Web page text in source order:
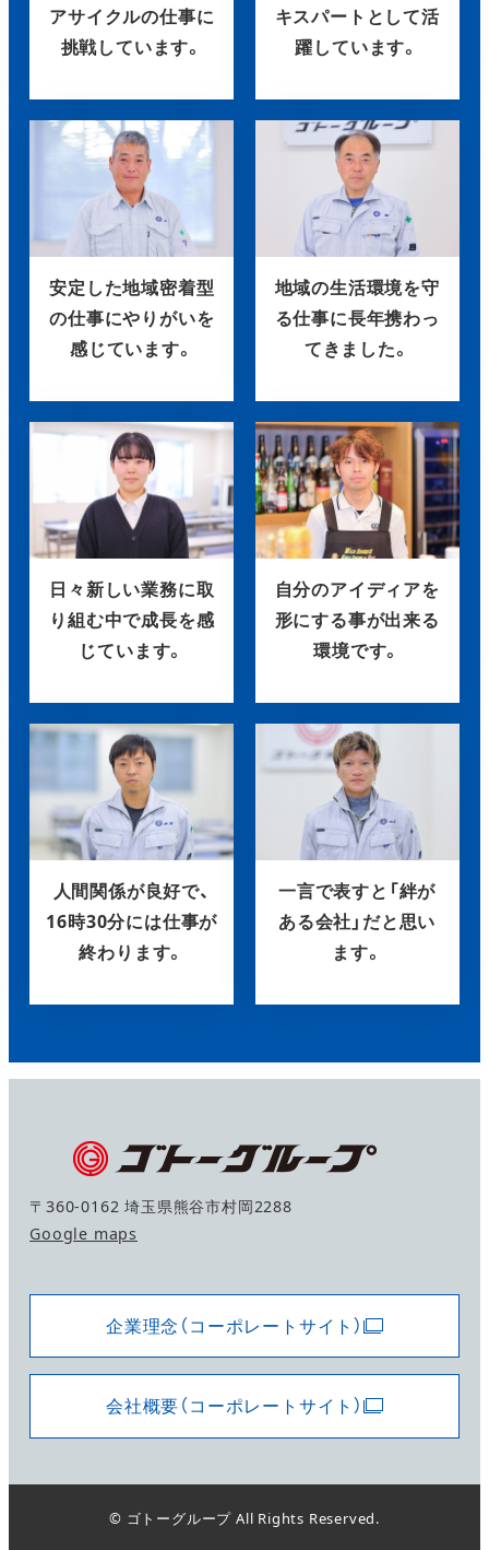
アサイクルの仕事に
挑戦しています。
キスパートとして活
躍しています。
安定した地域密着型
の仕事にやりがいを
感じています。
地域の生活環境を守
る仕事に長年携わっ
てきました。
日々新しい業務に取
り組む中で成長を感
じています。
自分のアイディアを
形にする事が出来る
環境です。
人間関係が良好で、
16時30分には仕事が
終わります。
一言で表すと「絆が
ある会社」だと思い
ます。
〒360-0162 埼玉県熊谷市村岡2288
Google maps
企業理念（コーポレートサイト）
会社概要（コーポレートサイト）
© ゴトーグループ All Rights Reserved.